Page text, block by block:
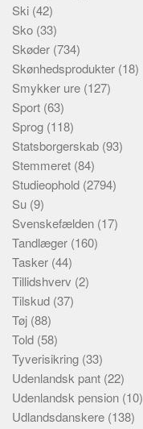
Ski (42)
Sko (33)
Skøder (734)
Skønhedsprodukter (18)
Smykker ure (127)
Sport (63)
Sprog (118)
Statsborgerskab (93)
Stemmeret (84)
Studieophold (2794)
Su (9)
Svenskefælden (17)
Tandlæger (160)
Tasker (44)
Tillidshverv (2)
Tilskud (37)
Tøj (88)
Told (58)
Tyverisikring (33)
Udenlandsk pant (22)
Udenlandsk pension (10)
Udlandsdanskere (138)